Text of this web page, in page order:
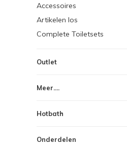
Accessoires
Artikelen los
Complete Toiletsets
Outlet
Meer....
Hotbath
Onderdelen